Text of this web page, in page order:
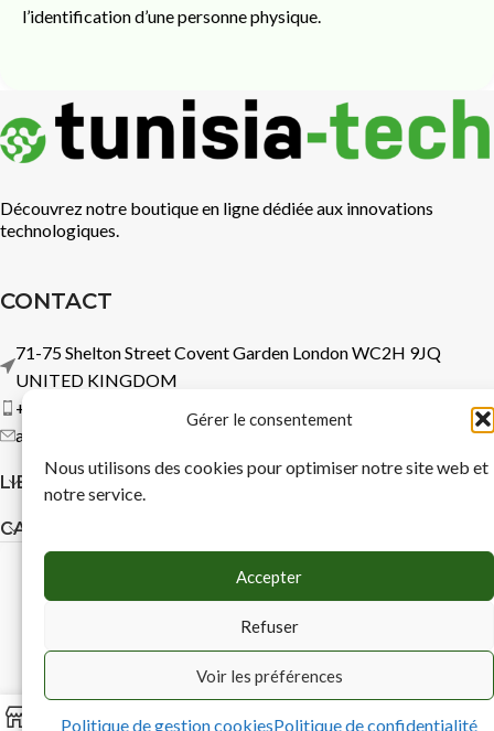
Gérer le consentement
Nous utilisons des cookies pour optimiser notre site web et
notre service.
Accepter
Refuser
Voir les préférences
Politique de gestion cookiesPolitique de confidentialité
l’identification d’une personne physique.
Découvrez notre boutique en ligne dédiée aux innovations
technologiques.
CONTACT
71-75 Shelton Street Covent Garden London WC2H 9JQ
UNITED KINGDOM
+44 7737 360583
admin@logitechsoftware.com
LIENS RAPIDES
CATÉGORIES
© copyright
Politique de confidentialité
Mentions légales
Politique gestion cookies